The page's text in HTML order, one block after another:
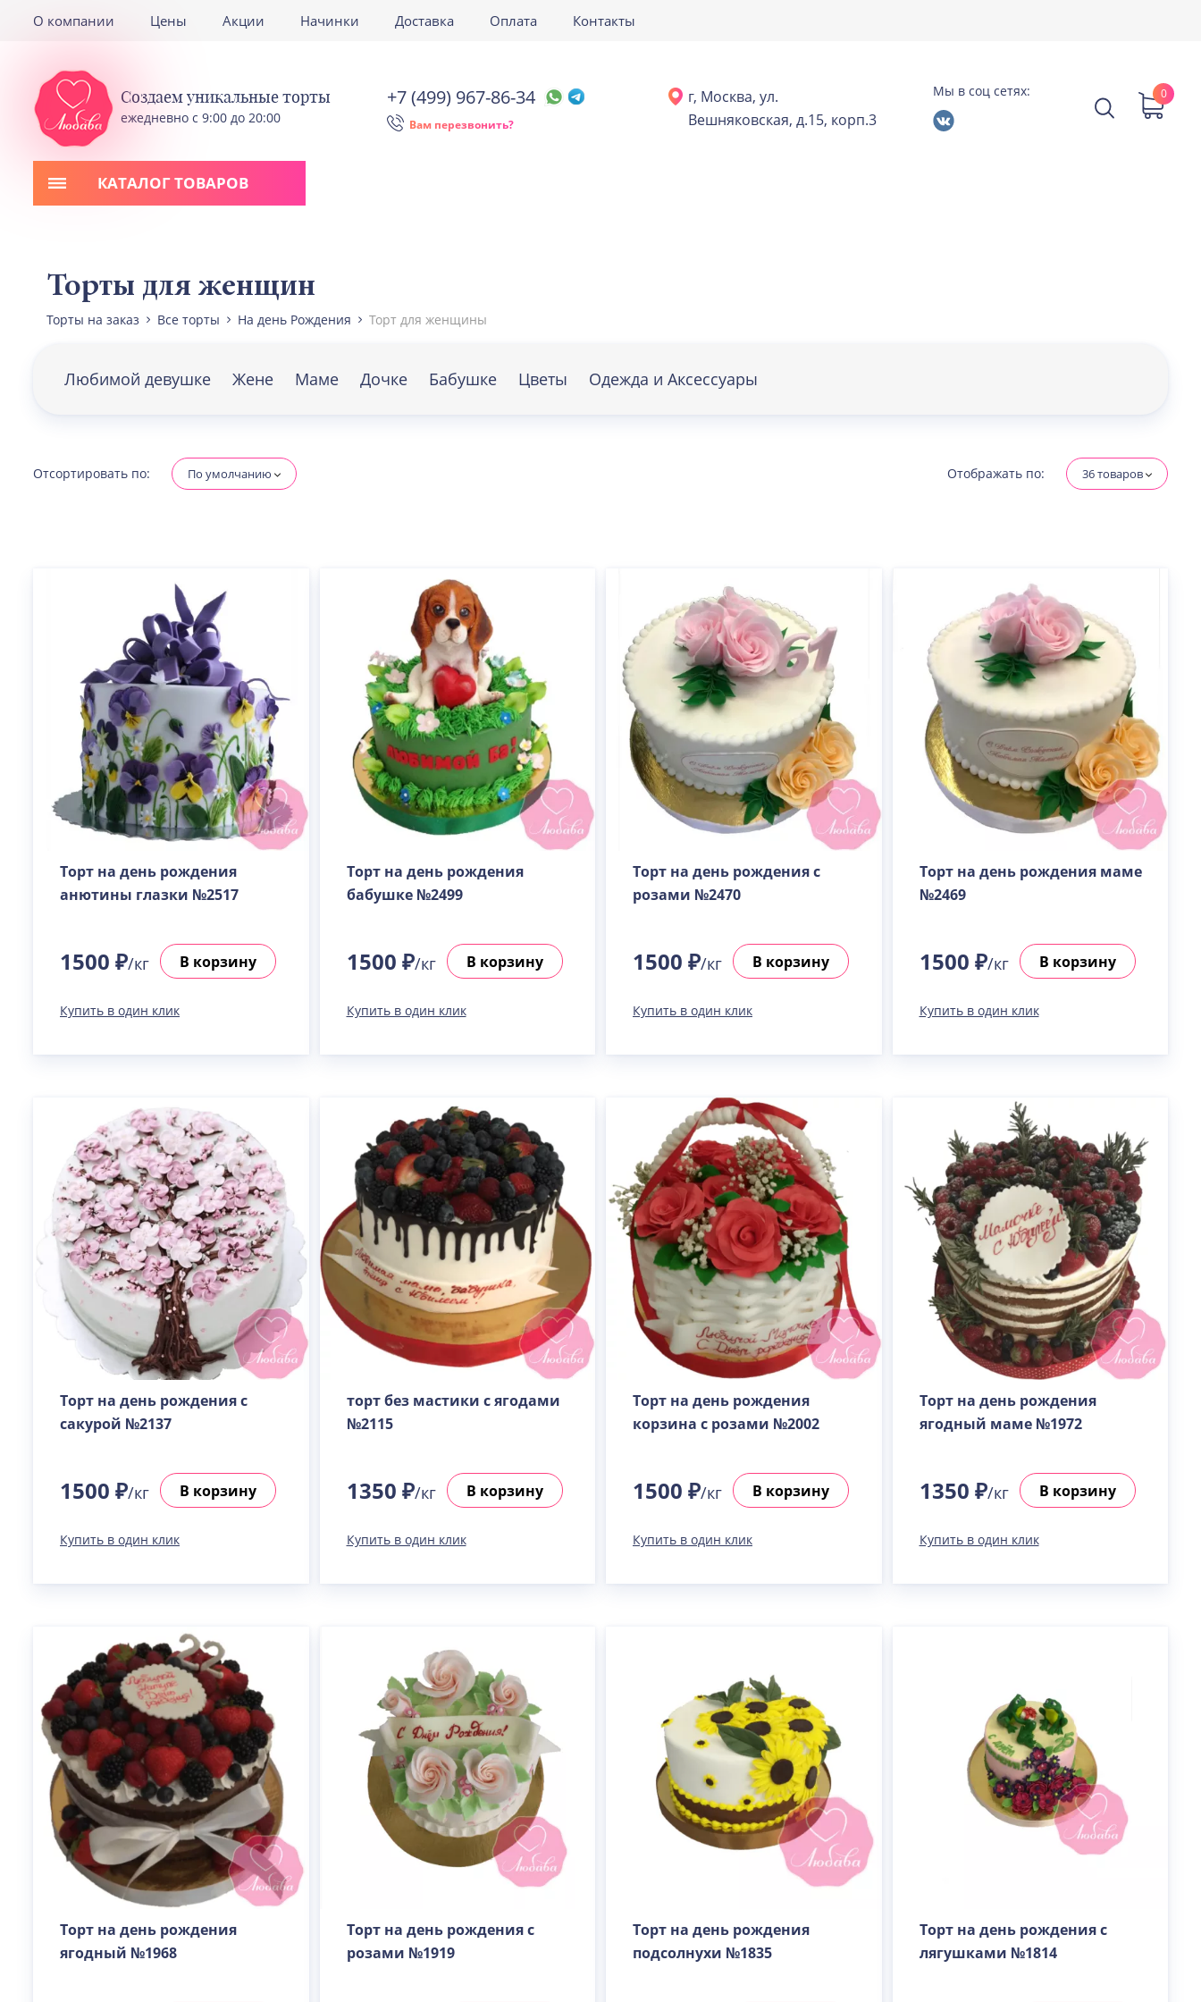
О компании Цены Акции Начинки Доставка Оплата Контакты
Создаем уникальные торты
ежедневно с 9:00 до 20:00
+7 (499) 967-86-34
Вам перезвонить?
г, Москва, ул.
Вешняковская, д.15, корп.3
Мы в соц сетях: 0
КАТАЛОГ ТОВАРОВ
Вес(кг) Человек
Количество ярусов
При выборе яруса вес изменится
Торты для женщин
Торты на заказ Все торты На день Рождения Торт для женщины
Любимой девушке Жене Маме Дочке Бабушке Цветы Одежда и Аксессуары
Отсортировать по: По умолчанию Отображать по: 36 товаров
Торт на день рождения
анютины глазки №2517
1500 ₽/кг В корзину
Купить в один клик
Торт на день рождения
бабушке №2499
1500 ₽/кг В корзину
Купить в один клик
Торт на день рождения с
розами №2470
1500 ₽/кг В корзину
Купить в один клик
Торт на день рождения маме
№2469
1500 ₽/кг В корзину
Купить в один клик
Торт на день рождения с
сакурой №2137
1500 ₽/кг В корзину
Купить в один клик
торт без мастики с ягодами
№2115
1350 ₽/кг В корзину
Купить в один клик
Торт на день рождения
корзина с розами №2002
1500 ₽/кг В корзину
Купить в один клик
Торт на день рождения
ягодный маме №1972
1350 ₽/кг В корзину
Купить в один клик
Торт на день рождения
ягодный №1968
Торт на день рождения с
розами №1919
Торт на день рождения
подсолнухи №1835
Торт на день рождения с
лягушками №1814